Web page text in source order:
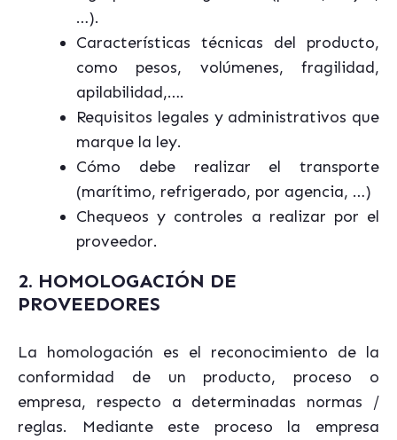
…).
Características técnicas del producto,
como pesos, volúmenes, fragilidad,
apilabilidad,….
Requisitos legales y administrativos que
marque la ley.
Cómo debe realizar el transporte
(marítimo, refrigerado, por agencia, …)
Chequeos y controles a realizar por el
proveedor.
2. HOMOLOGACIÓN DE
PROVEEDORES
La homologación es el reconocimiento de la
conformidad de un producto, proceso o
empresa, respecto a determinadas normas /
reglas. Mediante este proceso la empresa